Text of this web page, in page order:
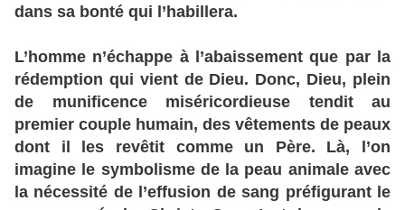
dans sa bonté qui l’habillera.
L’homme n’échappe à l’abaissement que par la
rédemption qui vient de Dieu. Donc, Dieu, plein
de munificence miséricordieuse tendit au
premier couple humain, des vêtements de peaux
dont il les revêtit comme un Père. Là, l’on
imagine le symbolisme de la peau animale avec
la nécessité de l’effusion de sang préfigurant le